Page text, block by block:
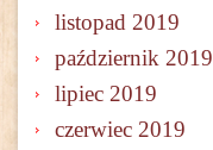
listopad 2019
październik 2019
lipiec 2019
czerwiec 2019